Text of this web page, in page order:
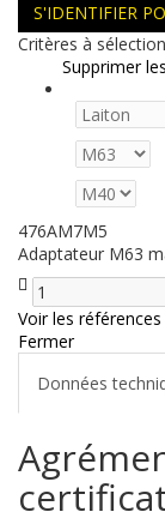
S'IDENTIFIER
Critères à
Supprimer
476AM7M5
Adaptateur M63
Voir les
Fermer
Données